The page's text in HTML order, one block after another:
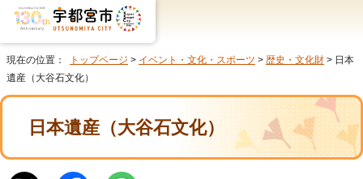
現在の位置： トップページ > イベント・文化・スポーツ > 歴史・文化財 > 日本
遺産（大谷石文化）
日本遺産（大谷石文化）